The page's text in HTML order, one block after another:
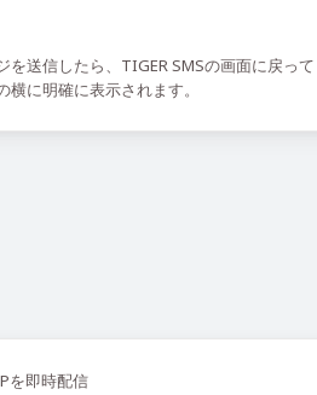
を送信したら、TIGER SMSの画面に戻っ
横に明確に表示されます。
を即時配信